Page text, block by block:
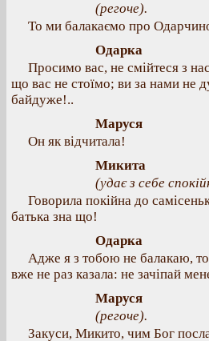
(регоче).
То ми балакаємо про
Одарка
Просимо вас, не смійтеся з
що вас не стоїмо; ви за нами не
байдуже!..
Маруся
Он як відчитала!
Микита
(удає з себе
Говорила покійна до
батька зна що!
Одарка
Адже я з тобою не балакаю, то
вже не раз казала: не зачіпай
Маруся
(регоче).
Закуси, Микито, чим Бог